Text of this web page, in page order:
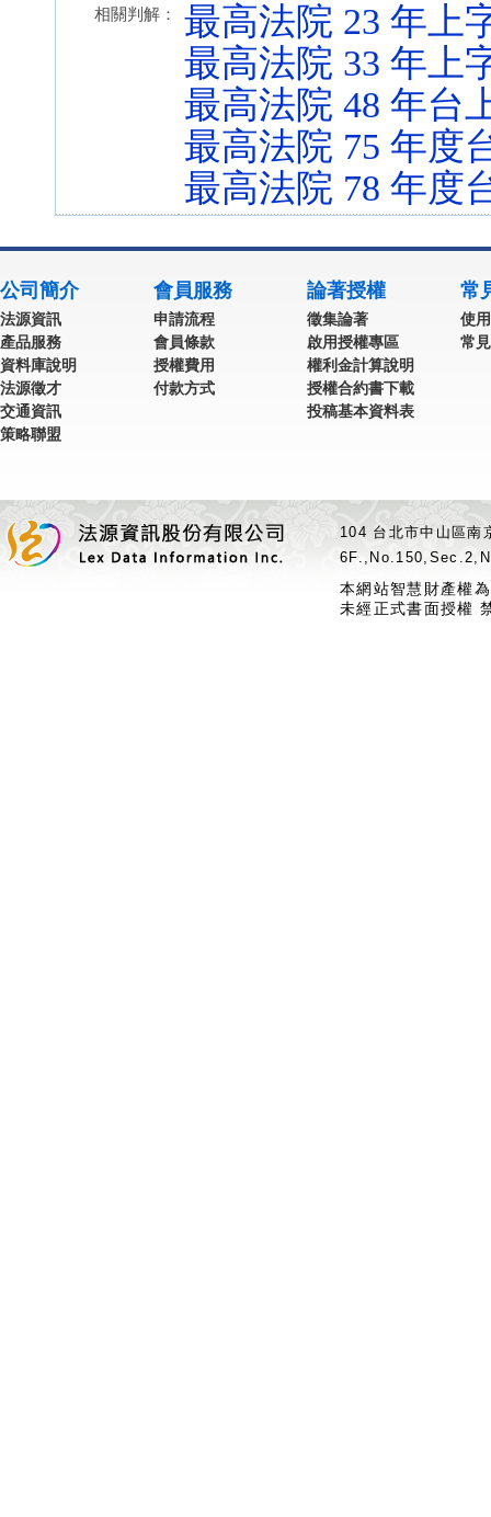
相關判解：
最高法院 23 年上
最高法院 33 年上
最高法院 48 年台
最高法院 75 年度
最高法院 78 年度
公司簡介
法源資訊
產品服務
資料庫說明
法源徵才
交通資訊
策略聯盟
會員服務
申請流程
會員條款
授權費用
付款方式
論著授權
徵集論著
啟用授權專區
權利金計算說明
授權合約書下載
投稿基本資料表
常
使
常
104 台北市中山區
本網站智慧財產權
未經正式書面授權